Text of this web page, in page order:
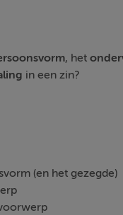
, het
in een zin?
(en het gezegde)